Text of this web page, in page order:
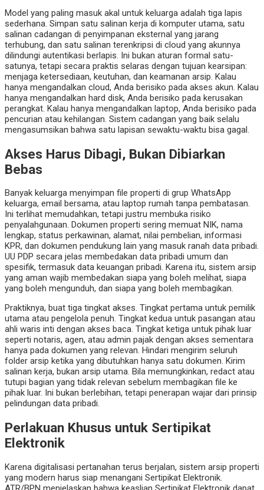
Model yang paling masuk akal untuk keluarga adalah tiga lapis
sederhana. Simpan satu salinan kerja di komputer utama, satu
salinan cadangan di penyimpanan eksternal yang jarang
terhubung, dan satu salinan terenkripsi di cloud yang akunnya
dilindungi autentikasi berlapis. Ini bukan aturan formal satu-
satunya, tetapi secara praktis selaras dengan tujuan kearsipan:
menjaga ketersediaan, keutuhan, dan keamanan arsip. Kalau
hanya mengandalkan cloud, Anda berisiko pada akses akun. Kalau
hanya mengandalkan hard disk, Anda berisiko pada kerusakan
perangkat. Kalau hanya mengandalkan laptop, Anda berisiko pada
pencurian atau kehilangan. Sistem cadangan yang baik selalu
mengasumsikan bahwa satu lapisan sewaktu-waktu bisa gagal.
Akses Harus Dibagi, Bukan Dibiarkan
Bebas
Banyak keluarga menyimpan file properti di grup WhatsApp
keluarga, email bersama, atau laptop rumah tanpa pembatasan.
Ini terlihat memudahkan, tetapi justru membuka risiko
penyalahgunaan. Dokumen properti sering memuat NIK, nama
lengkap, status perkawinan, alamat, nilai pembelian, informasi
KPR, dan dokumen pendukung lain yang masuk ranah data pribadi.
UU PDP secara jelas membedakan data pribadi umum dan
spesifik, termasuk data keuangan pribadi. Karena itu, sistem arsip
yang aman wajib membedakan siapa yang boleh melihat, siapa
yang boleh mengunduh, dan siapa yang boleh membagikan.
Praktiknya, buat tiga tingkat akses. Tingkat pertama untuk pemilik
utama atau pengelola penuh. Tingkat kedua untuk pasangan atau
ahli waris inti dengan akses baca. Tingkat ketiga untuk pihak luar
seperti notaris, agen, atau admin pajak dengan akses sementara
hanya pada dokumen yang relevan. Hindari mengirim seluruh
folder arsip ketika yang dibutuhkan hanya satu dokumen. Kirim
salinan kerja, bukan arsip utama. Bila memungkinkan, redact atau
tutupi bagian yang tidak relevan sebelum membagikan file ke
pihak luar. Ini bukan berlebihan, tetapi penerapan wajar dari prinsip
pelindungan data pribadi.
Perlakuan Khusus untuk Sertipikat
Elektronik
Karena digitalisasi pertanahan terus berjalan, sistem arsip properti
yang modern harus siap menangani Sertipikat Elektronik.